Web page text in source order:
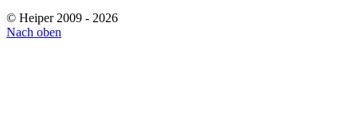
© Heiper 2009 - 2026
Nach oben